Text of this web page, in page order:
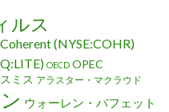
ルス
Coherent (NYSE:COHR)
OECD OPEC
ミス アラスター・マクラウド
ウォーレン・バフェット